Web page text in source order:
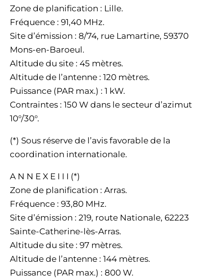
Zone de planification : Lille.
Fréquence : 91,40 MHz.
Site d’émission : 8/74, rue Lamartine, 59370
Mons-en-Baroeul.
Altitude du site : 45 mètres.
Altitude de l’antenne : 120 mètres.
Puissance (PAR max.) : 1 kW.
Contraintes : 150 W dans le secteur d’azimut
10°/30°.
(*) Sous réserve de l’avis favorable de la
coordination internationale.
A N N E X E I I I (*)
Zone de planification : Arras.
Fréquence : 93,80 MHz.
Site d’émission : 219, route Nationale, 62223
Sainte-Catherine-lès-Arras.
Altitude du site : 97 mètres.
Altitude de l’antenne : 144 mètres.
Puissance (PAR max.) : 800 W.